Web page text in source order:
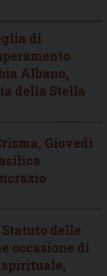
di
Albano,
della Stella
Giovedì
delle
occasione di